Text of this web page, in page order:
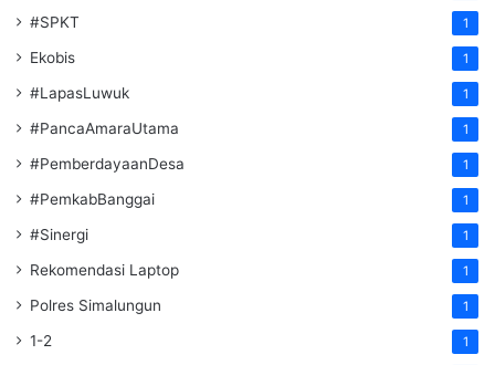
#SPKT 1
Ekobis 1
#LapasLuwuk 1
#PancaAmaraUtama 1
#PemberdayaanDesa 1
#PemkabBanggai 1
#Sinergi 1
Rekomendasi Laptop 1
Polres Simalungun 1
1-2 1